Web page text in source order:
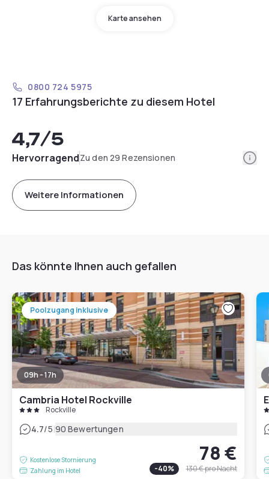
Karte ansehen
0800 724 5975
17 Erfahrungsberichte zu diesem Hotel
4,7/5
HervorragendZu den 29 Rezensionen
Weitere Informationen
Das könnte Ihnen auch gefallen
Poolzugang inklusive
09h - 17h
Cambria Hotel Rockville
Rockville
4.7/5|90 Bewertungen
Kostenlose Stornierung
Zahlung im Hotel
78 €
-40% 130 €pro Nacht